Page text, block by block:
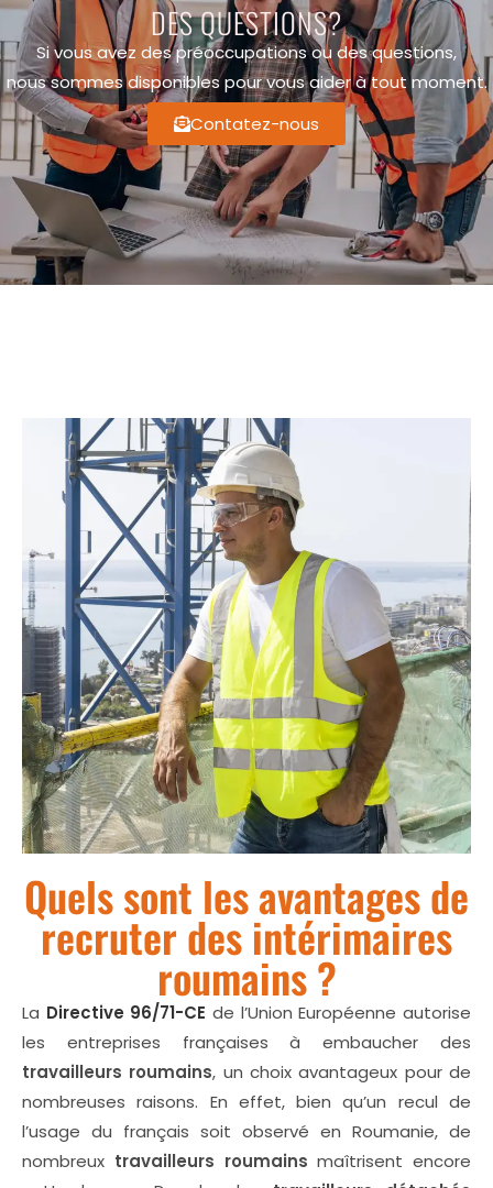
DES QUESTIONS?
Si vous avez des préoccupations ou des questions,
nous sommes disponibles pour vous aider à tout moment.
Contatez-nous
Quels sont les avantages de
recruter des intérimaires
roumains ?
La Directive 96/71-CE de l’Union Européenne autorise
les entreprises françaises à embaucher des
travailleurs roumains, un choix avantageux pour de
nombreuses raisons. En effet, bien qu’un recul de
l’usage du français soit observé en Roumanie, de
nombreux travailleurs roumains maîtrisent encore